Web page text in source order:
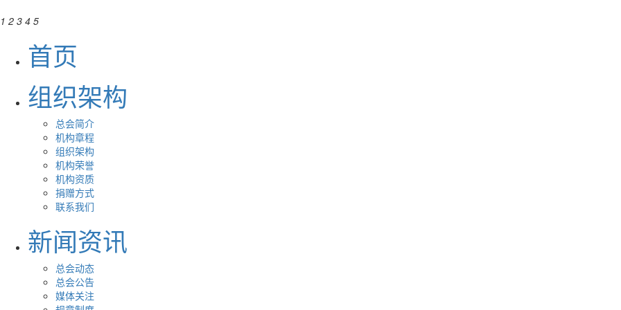
1 2 3 4 5
首页
组织架构
总会简介
机构章程
组织架构
机构荣誉
机构资质
捐赠方式
联系我们
新闻资讯
总会动态
总会公告
媒体关注